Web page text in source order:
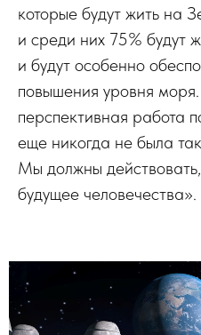
которые будут жить на
и среди них 75% будут
и будут особенно
повышения уровня
перспективная работа
еще никогда не была
Мы должны
будущее человечества».